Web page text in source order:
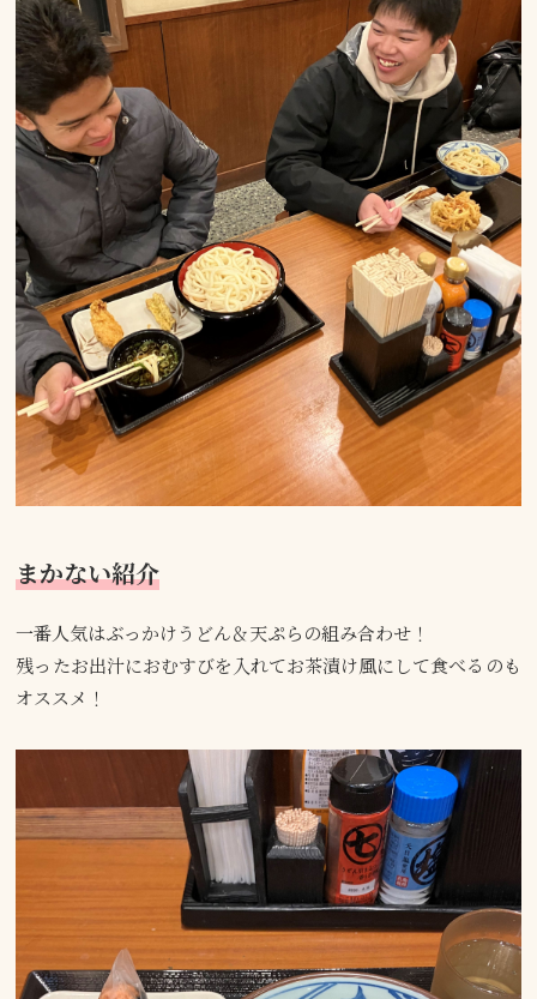
まかない紹介
一番人気はぶっかけうどん＆天ぷらの組み合わせ！
残ったお出汁におむすびを入れてお茶漬け風にして食べるのも
オススメ！